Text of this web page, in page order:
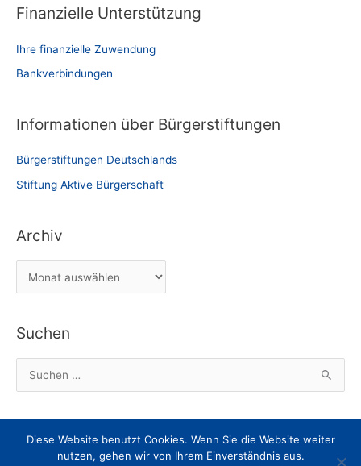
Finanzielle Unterstützung
Ihre finanzielle Zuwendung
Bankverbindungen
Informationen über Bürgerstiftungen
Bürgerstiftungen Deutschlands
Stiftung Aktive Bürgerschaft
Archiv
r
h
i
Suchen
u
Impressum Datenschutz
Nachricht an den Webmaster
Diese Website benutzt Cookies. Wenn Sie die Website weiter
nutzen, gehen wir von Ihrem Einverständnis aus.